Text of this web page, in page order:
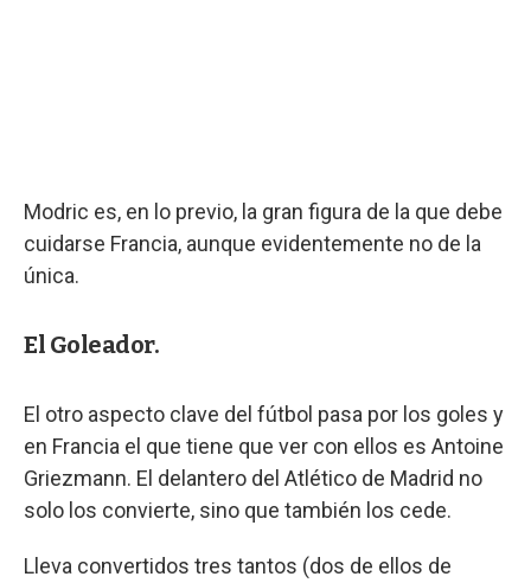
Modric es, en lo previo, la gran figura de la que debe
cuidarse Francia, aunque evidentemente no de la
única.
El Goleador.
El otro aspecto clave del fútbol pasa por los goles y
en Francia el que tiene que ver con ellos es Antoine
Griezmann. El delantero del Atlético de Madrid no
solo los convierte, sino que también los cede.
Lleva convertidos tres tantos (dos de ellos de